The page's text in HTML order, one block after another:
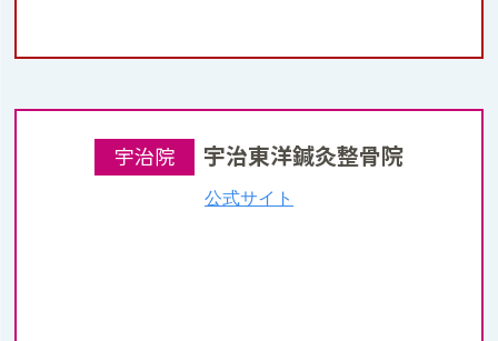
宇治院 宇治東洋鍼灸整骨院
公式サイト